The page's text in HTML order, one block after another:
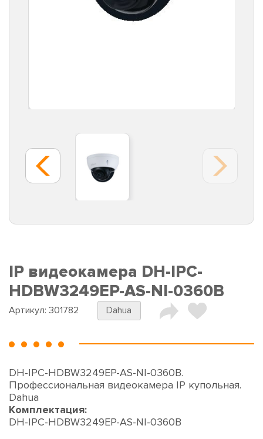
IP видеокамера DH-IPC-
HDBW3249EP-AS-NI-0360B
Артикул: 301782 Dahua
DH-IPC-HDBW3249EP-AS-NI-0360B.
Профессиональная видеокамера IP купольная.
Dahua
Комплектация:
DH-IPC-HDBW3249EP-AS-NI-0360B